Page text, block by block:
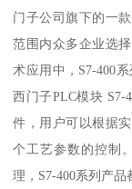
门子公司旗下的一
范围内众多企业选
术应用中，S7-400
西门子PLC模块 S7-
件，用户可以根据
个工艺参数的控制
理，S7-400系列产